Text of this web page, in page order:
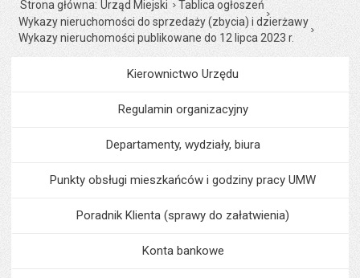
Strona główna Urząd Miejski
Tablica ogłoszeń
Wykazy nieruchomości do sprzedaży (zbycia) i dzierżawy
Wykazy nieruchomości publikowane do 12 lipca 2023 r.
MenuUrząd Miejski
Kierownictwo Urzędu
Regulamin organizacyjny
Departamenty, wydziały, biura
Punkty obsługi mieszkańców i godziny pracy UMW
Poradnik Klienta (sprawy do załatwienia)
Konta bankowe